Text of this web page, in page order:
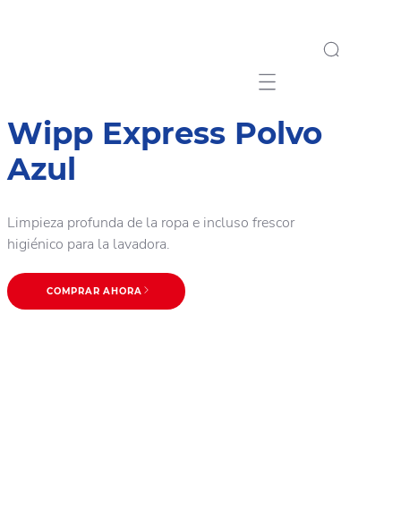
Mobile navigation
Wipp Express Polvo
Azul
Limpieza profunda de la ropa e incluso frescor
higiénico para la lavadora.
COMPRAR AHORA